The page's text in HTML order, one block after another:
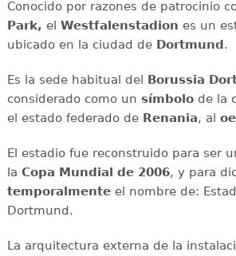
Conocido por razones de patrocinio
Park, el Westfalenstadion es un
ubicado en la ciudad de Dortmund.
Es la sede habitual del Borussia
considerado como un símbolode la
el estado federado de Renania, al
El estadio fue reconstruido para ser
la Copa Mundial de 2006, y para
temporalmenteel nombre de:
Dortmund.
La arquitectura externa de la